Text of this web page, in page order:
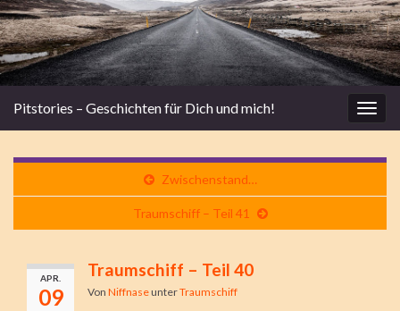
Pitstories – Geschichten für Dich und mich!
Zwischenstand…
Traumschiff – Teil 41
APR.
09
Traumschiff – Teil 40
Von NiffnaseunterTraumschiff